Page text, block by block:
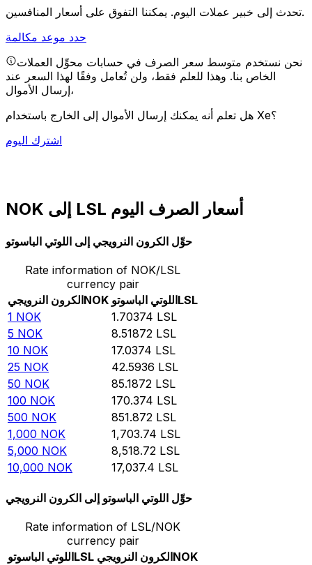
تحدث إلى خبير عملات اليوم.يمكننا التفوق على أسعار المنافسين.
حدد موعد مكالمة
نحن نستخدم متوسط سعر الصرف في حسابات محوِّل العملات
الخاص بنا. وهذا للعلم فقط، ولن تُعامل وفقًا لهذا السعر عند
إرسال الأموال،
هل تعلم أنه يمكنك إرسال الأموال إلى الخارج باستخدام Xe؟
اشترك اليوم
NOK إلى LSL أسعار الصرف اليوم
حوِّل الكرون النرويجي إلى اللوتي الباسوتو
Rate information of NOK/LSL
currency pair
الكرون النرويجيNOK اللوتي الباسوتوLSL
1 NOK 1.70374 LSL
5 NOK 8.51872 LSL
10 NOK 17.0374 LSL
25 NOK 42.5936 LSL
50 NOK 85.1872 LSL
100 NOK 170.374 LSL
500 NOK 851.872 LSL
1,000 NOK 1,703.74 LSL
5,000 NOK 8,518.72 LSL
10,000 NOK 17,037.4 LSL
حوِّل اللوتي الباسوتو إلى الكرون النرويجي
Rate information of LSL/NOK
currency pair
اللوتي الباسوتوLSL الكرون النرويجيNOK